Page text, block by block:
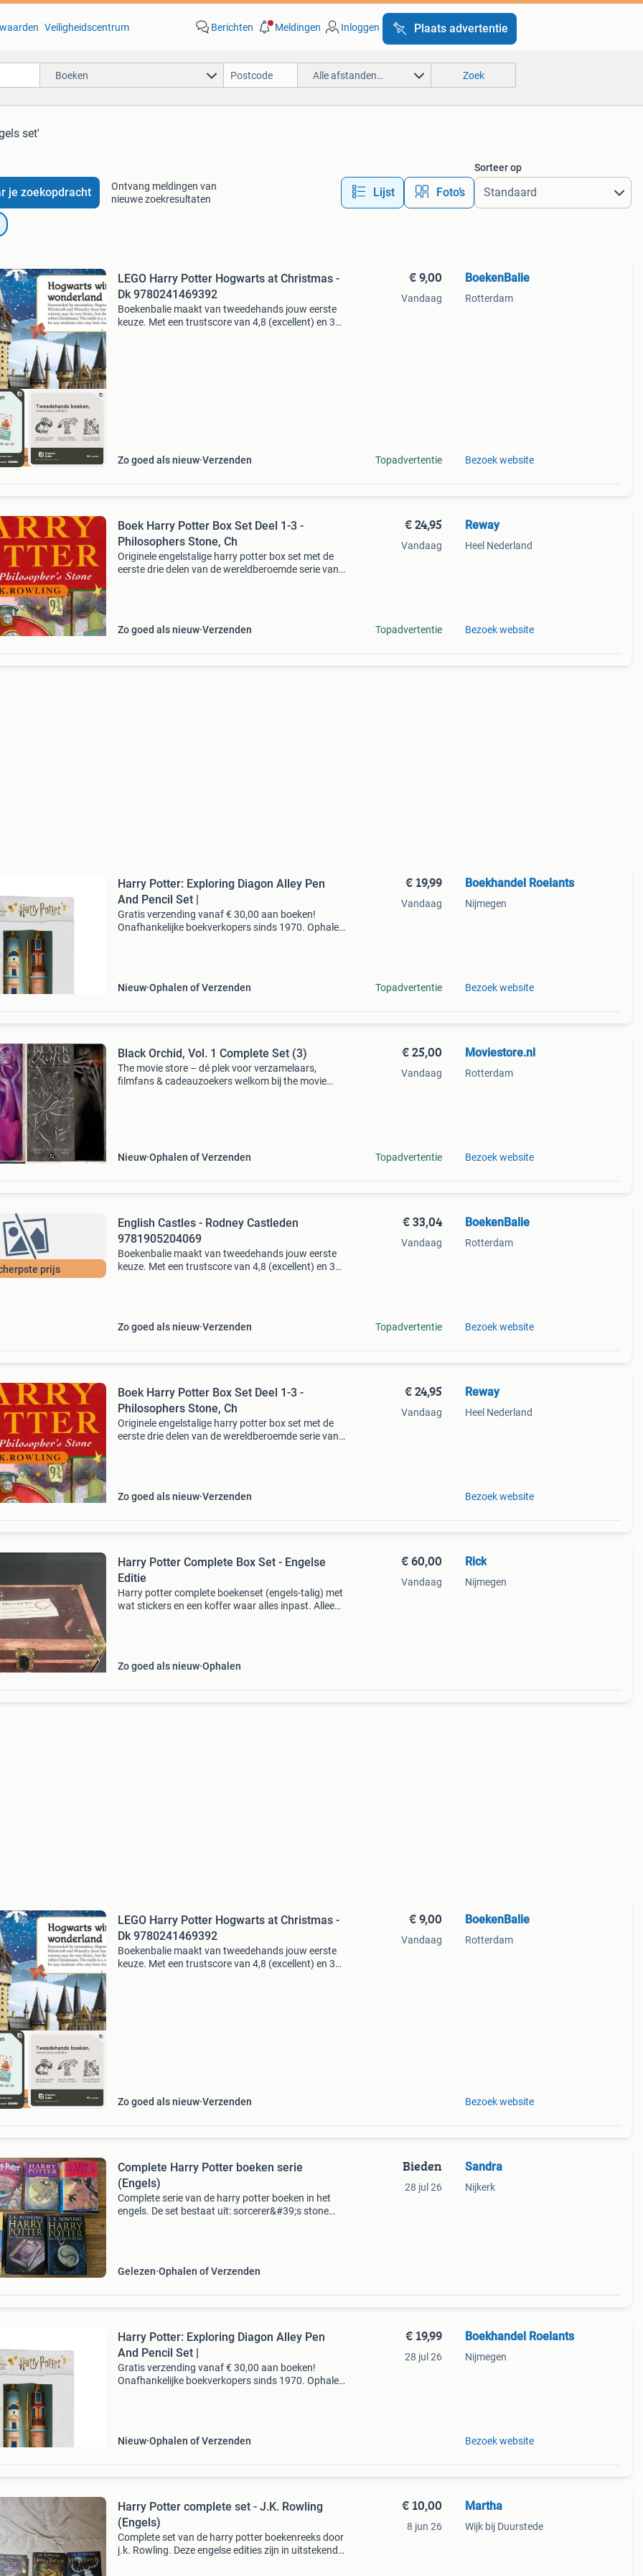
Veiligheidscentrum Berichten Meldingen Inloggen Plaats advertentie
Boeken Alle afstanden… Zoek
set'
je zoekopdracht
Ontvang meldingen van
nieuwe zoekresultaten
Lijst Foto’s
Sorteer op
prijs
LEGO Harry Potter Hogwarts at Christmas -
Dk 9780241469392
Boekenbalie maakt van tweedehands jouw eerste
keuze. Met een trustscore van 4,8 (excellent) en 30
Zo goed als nieuw Verzenden
€ 9,00
Vandaag
Topadvertentie
BoekenBalie
Rotterdam
Bezoek website
Boek Harry Potter Box Set Deel 1-3 -
Philosophers Stone, Ch
Originele engelstalige harry potter box set met de
eerste drie delen van de wereldberoemde serie van
Zo goed als nieuw Verzenden
€ 24,95
Vandaag
Topadvertentie
Reway
Heel Nederland
Bezoek website
Harry Potter: Exploring Diagon Alley Pen
And Pencil Set |
Gratis verzending vanaf € 30,00 aan boeken!
Onafhankelijke boekverkopers sinds 1970. Ophalen
Nieuw Ophalen of Verzenden
€ 19,99
Vandaag
Topadvertentie
Boekhandel Roelants
Nijmegen
Bezoek website
Black Orchid, Vol. 1 Complete Set (3)
The movie store – dé plek voor verzamelaars,
filmfans & cadeauzoekers welkom bij the movie
Nieuw Ophalen of Verzenden
€ 25,00
Vandaag
Topadvertentie
Moviestore.nl
Rotterdam
Bezoek website
prijs
English Castles - Rodney Castleden
9781905204069
Boekenbalie maakt van tweedehands jouw eerste
keuze. Met een trustscore van 4,8 (excellent) en 30
Zo goed als nieuw Verzenden
€ 33,04
Vandaag
Topadvertentie
BoekenBalie
Rotterdam
Bezoek website
Boek Harry Potter Box Set Deel 1-3 -
Philosophers Stone, Ch
Originele engelstalige harry potter box set met de
eerste drie delen van de wereldberoemde serie van
Zo goed als nieuw Verzenden
€ 24,95
Vandaag
Reway
Heel Nederland
Bezoek website
Harry Potter Complete Box Set - Engelse
Editie
Harry potter complete boekenset (engels-talig) met
wat stickers en een koffer waar alles inpast. Alleen
Zo goed als nieuw Ophalen
€ 60,00
Vandaag
Rick
Nijmegen
prijs
LEGO Harry Potter Hogwarts at Christmas -
Dk 9780241469392
Boekenbalie maakt van tweedehands jouw eerste
keuze. Met een trustscore van 4,8 (excellent) en 30
Zo goed als nieuw Verzenden
€ 9,00
Vandaag
BoekenBalie
Rotterdam
Bezoek website
Complete Harry Potter boeken serie
(Engels)
Complete serie van de harry potter boeken in het
engels. De set bestaat uit: sorcerer&#39;s stone
Gelezen Ophalen of Verzenden
Bieden
28 jul 26
Sandra
Nijkerk
Harry Potter: Exploring Diagon Alley Pen
And Pencil Set |
Gratis verzending vanaf € 30,00 aan boeken!
Onafhankelijke boekverkopers sinds 1970. Ophalen
Nieuw Ophalen of Verzenden
€ 19,99
28 jul 26
Boekhandel Roelants
Nijmegen
Bezoek website
Harry Potter complete set - J.K. Rowling
(Engels)
Complete set van de harry potter boekenreeks door
j.k. Rowling. Deze engelse edities zijn in uitstekende
€ 10,00
8 jun 26
Martha
Wijk bij Duurstede